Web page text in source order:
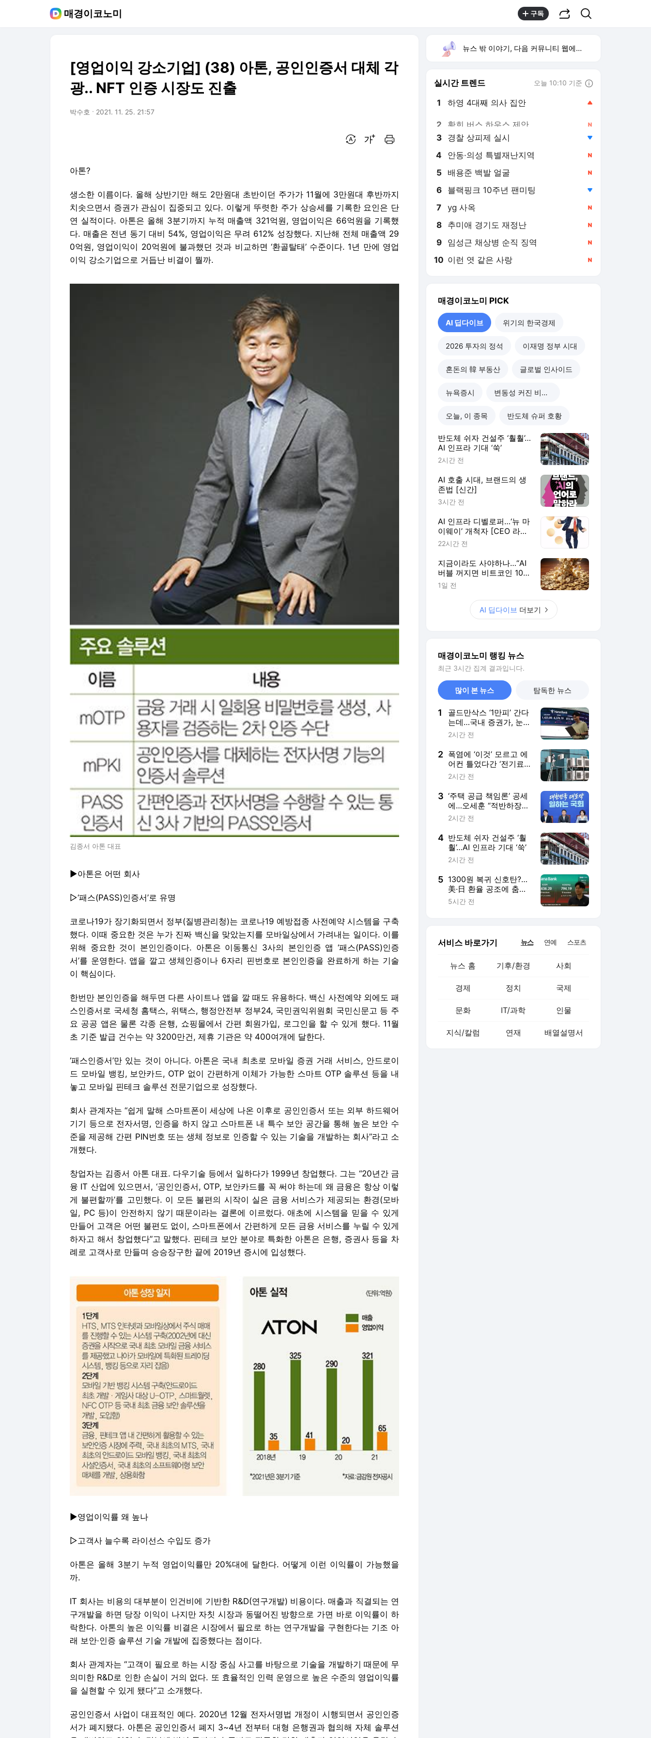
매경이코노미 구독
[영업이익 강소기업] (38) 아톤, 공인인증서 대체 각
광.. NFT 인증 시장도 진출
박수호 2021. 11. 25. 21:57
아톤?
생소한 이름이다. 올해 상반기만 해도 2만원대 초반이던 주가가 11월에 3만원대 후반까지
치솟으면서 증권가 관심이 집중되고 있다. 이렇게 뚜렷한 주가 상승세를 기록한 요인은 단
연 실적이다. 아톤은 올해 3분기까지 누적 매출액 321억원, 영업이익은 66억원을 기록했
다. 매출은 전년 동기 대비 54%, 영업이익은 무려 612% 성장했다. 지난해 전체 매출액 29
0억원, 영업이익이 20억원에 불과했던 것과 비교하면 ‘환골탈태’ 수준이다. 1년 만에 영업
이익 강소기업으로 거듭난 비결이 뭘까.
김종서 아톤 대표
▶아톤은 어떤 회사
▷‘패스(PASS)인증서’로 유명
코로나19가 장기화되면서 정부(질병관리청)는 코로나19 예방접종 사전예약 시스템을 구축
했다. 이때 중요한 것은 누가 진짜 백신을 맞았는지를 모바일상에서 가려내는 일이다. 이를
위해 중요한 것이 본인인증이다. 아톤은 이동통신 3사의 본인인증 앱 ‘패스(PASS)인증
서’를 운영한다. 앱을 깔고 생체인증이나 6자리 핀번호로 본인인증을 완료하게 하는 기술
이 핵심이다.
한번만 본인인증을 해두면 다른 사이트나 앱을 깔 때도 유용하다. 백신 사전예약 외에도 패
스인증서로 국세청 홈택스, 위택스, 행정안전부 정부24, 국민권익위원회 국민신문고 등 주
요 공공 앱은 물론 각종 은행, 쇼핑몰에서 간편 회원가입, 로그인을 할 수 있게 했다. 11월
초 기준 발급 건수는 약 3200만건, 제휴 기관은 약 400여개에 달한다.
‘패스인증서’만 있는 것이 아니다. 아톤은 국내 최초로 모바일 증권 거래 서비스, 안드로이
드 모바일 뱅킹, 보안카드, OTP 없이 간편하게 이체가 가능한 스마트 OTP 솔루션 등을 내
놓고 모바일 핀테크 솔루션 전문기업으로 성장했다.
회사 관계자는 “쉽게 말해 스마트폰이 세상에 나온 이후로 공인인증서 또는 외부 하드웨어
기기 등으로 전자서명, 인증을 하지 않고 스마트폰 내 특수 보안 공간을 통해 높은 보안 수
준을 제공해 간편 PIN번호 또는 생체 정보로 인증할 수 있는 기술을 개발하는 회사”라고 소
개했다.
창업자는 김종서 아톤 대표. 다우기술 등에서 일하다가 1999년 창업했다. 그는 “20년간 금
융 IT 산업에 있으면서, ‘공인인증서, OTP, 보안카드를 꼭 써야 하는데 왜 금융은 항상 이렇
게 불편할까’를 고민했다. 이 모든 불편의 시작이 실은 금융 서비스가 제공되는 환경(모바
일, PC 등)이 안전하지 않기 때문이라는 결론에 이르렀다. 애초에 시스템을 믿을 수 있게
만들어 고객은 어떤 불편도 없이, 스마트폰에서 간편하게 모든 금융 서비스를 누릴 수 있게
하자고 해서 창업했다”고 말했다. 핀테크 보안 분야로 특화한 아톤은 은행, 증권사 등을 차
례로 고객사로 만들며 승승장구한 끝에 2019년 증시에 입성했다.
▶영업이익률 왜 높나
▷고객사 늘수록 라이선스 수입도 증가
아톤은 올해 3분기 누적 영업이익률만 20%대에 달한다. 어떻게 이런 이익률이 가능했을
까.
IT 회사는 비용의 대부분이 인건비에 기반한 R&D(연구개발) 비용이다. 매출과 직결되는 연
구개발을 하면 당장 이익이 나지만 자칫 시장과 동떨어진 방향으로 가면 바로 이익률이 하
락한다. 아톤의 높은 이익률 비결은 시장에서 필요로 하는 연구개발을 구현한다는 기조 아
래 보안·인증 솔루션 기술 개발에 집중했다는 점이다.
회사 관계자는 “고객이 필요로 하는 시장 중심 사고를 바탕으로 기술을 개발하기 때문에 무
의미한 R&D로 인한 손실이 거의 없다. 또 효율적인 인력 운영으로 높은 수준의 영업이익률
을 실현할 수 있게 됐다”고 소개했다.
공인인증서 사업이 대표적인 예다. 2020년 12월 전자서명법 개정이 시행되면서 공인인증
서가 폐지됐다. 아톤은 공인인증서 폐지 3~4년 전부터 대형 은행권과 협의해 자체 솔루션
뉴스 밖 이야기, 다음 커뮤니티 웹에서 보기
실시간 트렌드 오늘 10:10 기준
1 하영 4대째 의사 집안
2 황희 버스 하우스 제안
3 경찰 상피제 실시
4 안동·의성 특별재난지역
5 배용준 백발 얼굴
6 블랙핑크 10주년 팬미팅
7 yg 사옥
8 추미애 경기도 재정난
9 임성근 채상병 순직 징역
10 이런 엿 같은 사랑
매경이코노미 PICK
AI 딥다이브 위기의 한국경제
2026 투자의 정석 이재명 정부 시대
혼돈의 韓 부동산 글로벌 인사이드
뉴욕증시 변동성 커진 비트코인
오늘, 이 종목 반도체 슈퍼 호황
반도체 쉬자 건설주 ‘훨훨’…
AI 인프라 기대 ‘쑥’
2시간 전
AI 호출 시대, 브랜드의 생
존법 [신간]
3시간 전
AI 인프라 디벨로퍼…‘뉴 마
이웨이’ 개척자 [CEO 라운
지]
22시간 전
지금이라도 사야하나…“AI
버블 꺼지면 비트코인 100
만달러”
1일 전
AI 딥다이브 더보기
매경이코노미 랭킹 뉴스
최근 3시간 집계 결과입니다.
많이 본 뉴스 탐독한 뉴스
1
골드만삭스 ‘1만피’ 간다
는데…국내 증권가, 눈높
이 낮춘 이유는?
2시간 전
2 폭염에 ‘이것’ 모르고 에
어컨 틀었다간 ‘전기료
폭탄’?
2시간 전
3 ‘주택 공급 책임론’ 공세
에…오세훈 “적반하장
도 넘어”
2시간 전
4 반도체 쉬자 건설주 ‘훨
훨’…AI 인프라 기대 ‘쑥’
2시간 전
5 1300원 복귀 신호탄?…
美·日 환율 공조에 춤추
는 원화
5시간 전
서비스 바로가기 뉴스 연예 스포츠
뉴스 홈 기후/환경 사회
경제 정치 국제
문화 IT/과학 인물
지식/칼럼 연재 배열설명서